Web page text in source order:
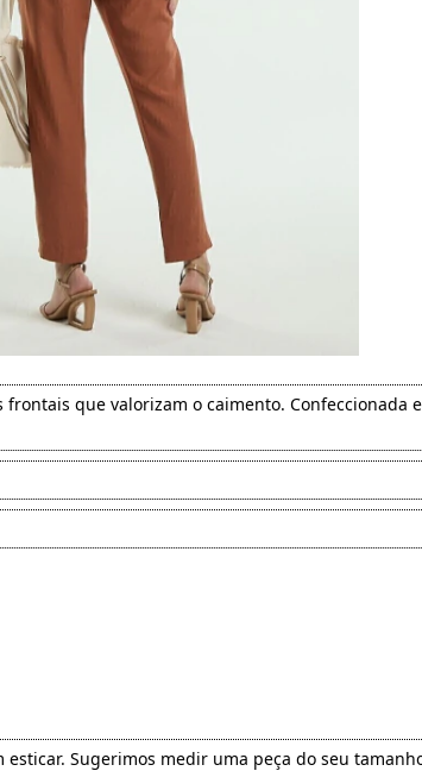
que valorizam o caimento. Confeccionada
Sugerimos medir uma peça do seu